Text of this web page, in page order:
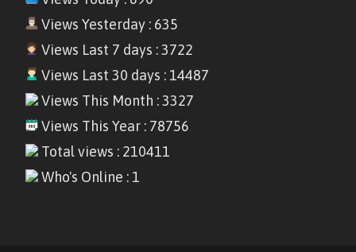
Views Yesterday : 635
Views Last 7 days : 3722
Views Last 30 days : 14487
Views This Month : 3327
Views This Year : 78756
Total views : 210411
Who's Online : 1